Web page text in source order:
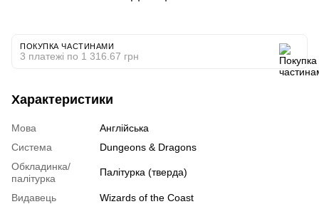
ПОКУПКА ЧАСТИНАМИ
3 платежі по 1 316.67 грн
Характеристики
Мова
Англійська
Система
Dungeons & Dragons
Обкладинка/
палітурка
Палітурка (тверда)
Видавець Wizards of the Coast